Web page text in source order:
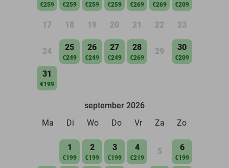
€259 €259 €259 €259 €269 €269 €209
17 18 19 20 21 22 23
24 25
€249
26
€249
27
€249
28
€269
29 30
€209
31
€199
september 2026
Ma
Di Wo Do Vr Za Zo
1
€199
2
€199
3
€199
4
€219
5 6
€199